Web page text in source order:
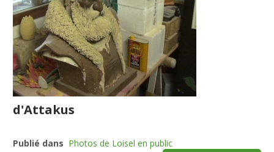
d'Attakus
Publié dans Photos de Loisel en public